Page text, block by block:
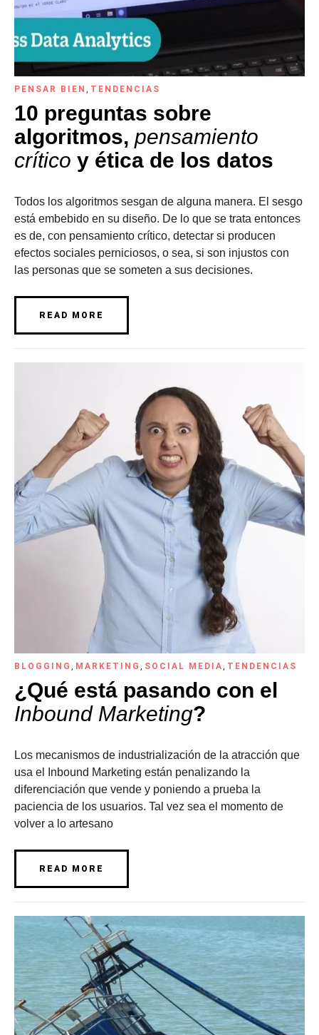
PENSAR BIEN , TENDENCIAS
10 preguntas sobre
algoritmos, pensamiento
crítico y ética de los datos
Todos los algoritmos sesgan de alguna manera. El sesgo
está embebido en su diseño. De lo que se trata entonces
es de, con pensamiento crítico, detectar si producen
efectos sociales perniciosos, o sea, si son injustos con
las personas que se someten a sus decisiones.
READ MORE
BLOGGING , MARKETING , SOCIAL MEDIA, TENDENCIAS
¿Qué está pasando con el
Inbound Marketing?
Los mecanismos de industrialización de la atracción que
usa el Inbound Marketing están penalizando la
diferenciación que vende y poniendo a prueba la
paciencia de los usuarios. Tal vez sea el momento de
volver a lo artesano
READ MORE